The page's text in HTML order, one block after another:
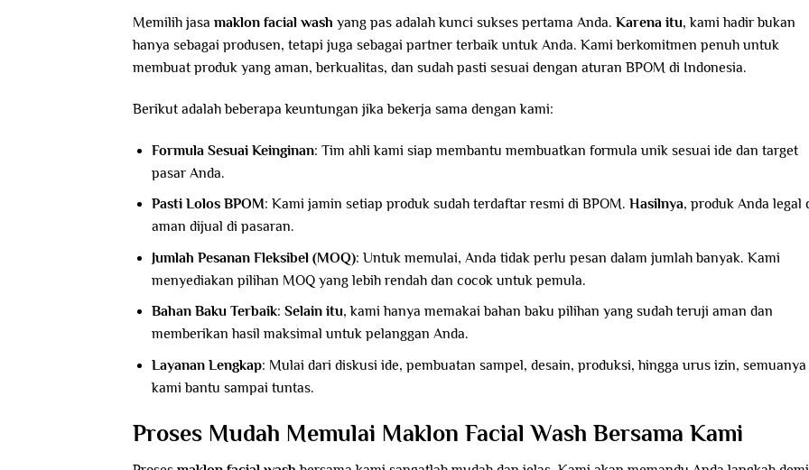
Memilih jasa maklon facial wash yang pas adalah kunci sukses pertama Anda. Karena itu, kami hadir bukan
hanya sebagai produsen, tetapi juga sebagai partner terbaik untuk Anda. Kami berkomitmen penuh untuk
membuat produk yang aman, berkualitas, dan sudah pasti sesuai dengan aturan BPOM di Indonesia.
Berikut adalah beberapa keuntungan jika bekerja sama dengan kami:
Formula Sesuai Keinginan: Tim ahli kami siap membantu membuatkan formula unik sesuai ide dan target
pasar Anda.
Pasti Lolos BPOM: Kami jamin setiap produk sudah terdaftar resmi di BPOM. Hasilnya, produk Anda legal
aman dijual di pasaran.
Jumlah Pesanan Fleksibel (MOQ): Untuk memulai, Anda tidak perlu pesan dalam jumlah banyak. Kami
menyediakan pilihan MOQ yang lebih rendah dan cocok untuk pemula.
Bahan Baku Terbaik: Selain itu, kami hanya memakai bahan baku pilihan yang sudah teruji aman dan
memberikan hasil maksimal untuk pelanggan Anda.
Layanan Lengkap: Mulai dari diskusi ide, pembuatan sampel, desain, produksi, hingga urus izin, semuanya
kami bantu sampai tuntas.
Proses Mudah Memulai Maklon Facial Wash Bersama Kami